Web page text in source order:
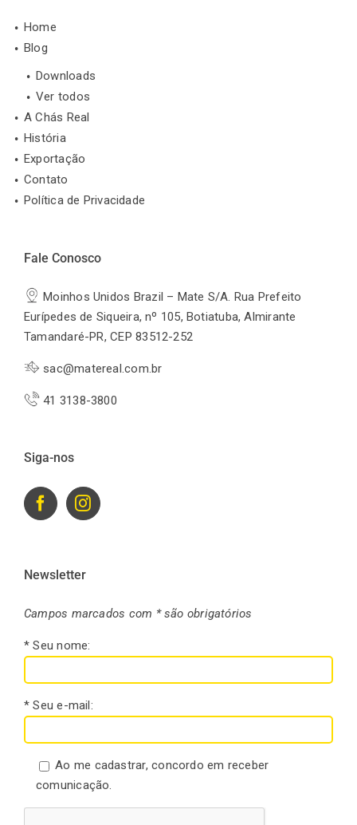
Home
Blog
Downloads
Ver todos
A Chás Real
História
Exportação
Contato
Política de Privacidade
Fale Conosco
Moinhos Unidos Brazil – Mate S/A. Rua Prefeito
Eurípedes de Siqueira, nº 105, Botiatuba, Almirante
Tamandaré-PR, CEP 83512-252
sac@matereal.com.br
41 3138-3800
Siga-nos
Newsletter
Campos marcados com * são obrigatórios
* Seu nome:
* Seu e-mail:
Ao me cadastrar, concordo em receber
comunicação.